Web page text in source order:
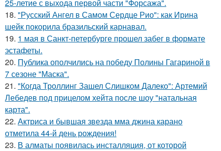
25-летие с выхода первой части "Форсажа".
18. "Русский Ангел в Самом Сердце Рио": как Ирина
шейк покорила бразильский карнавал.
19. 1 мая в Санкт-петербурге прошел забег в формате
эстафеты.
20. Публика ополчились на победу Полины Гагариной в
7 сезоне "Маска".
21. "Когда Троллинг Зашел Слишком Далеко": Артемий
Лебедев под прицелом хейта после шоу "натальная
карта".
22. Актриса и бывшая звезда мма джина карано
отметила 44-й день рождения!
23. В алматы появилась инсталляция, от которой